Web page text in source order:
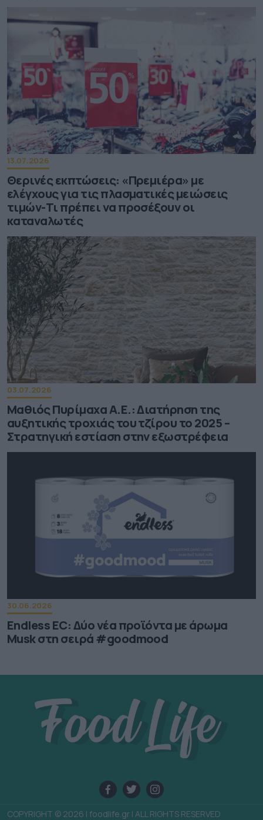
13.07.2026
Θερινές εκπτώσεις: «Πρεμιέρα» με
ελέγχους για τις πλασματικές μειώσεις
τιμών-Τι πρέπει να προσέξουν οι
καταναλωτές
03.07.2026
Μαθιός Πυρίμαχα Α.Ε.: Διατήρηση της
αυξητικής τροχιάς του τζίρου το 2025 –
Στρατηγική εστίαση στην εξωστρέφεια
30.06.2026
Endless EC: Δύο νέα προϊόντα με άρωμα
Musk στη σειρά #goodmood
COPYRIGHT © 2026 | foodlife.gr | ALL RIGHTS RESERVED